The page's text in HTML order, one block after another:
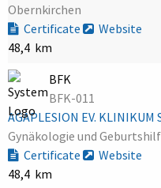
Obernkirchen
Certificate
Website
48,4 km
BFK
BFK-011
AGAPLESION EV. KLINIKUM
Gynäkologie und
Certificate
Website
48,4 km